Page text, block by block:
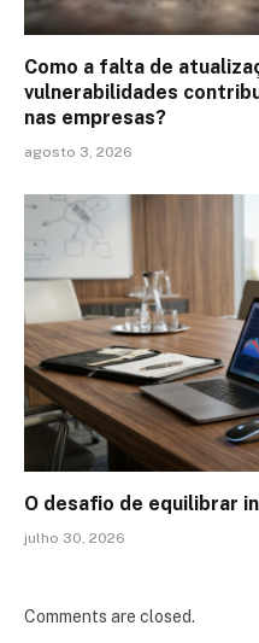
Como a falta de
vulnerabilidades
nas empresas?
agosto 3, 2026
O desafio de equilibrar
julho 30, 2026
Comments are closed.